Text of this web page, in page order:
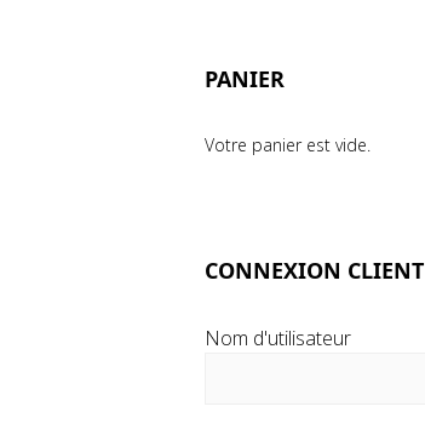
PANIER
Votre panier est vide.
CONNEXION CLIENT
Nom d'utilisateur